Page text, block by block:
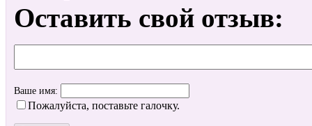
Оставить свой отзыв:
Ваше имя:
Пожалуйста, поставьте галочку.